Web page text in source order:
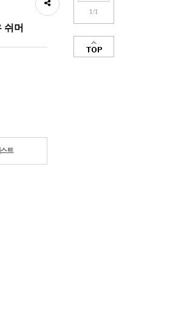
1/1
쉬머
트